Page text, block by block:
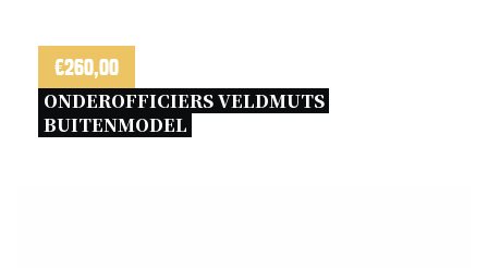
€260,00
ONDEROFFICIERS VELDMUTS
BUITENMODEL